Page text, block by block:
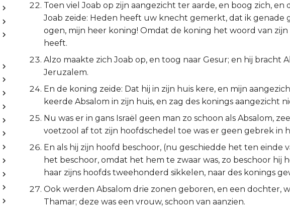
Toen viel Joab op zijn aangezicht ter aarde, en boog zich, en
Joab zeide: Heden heeft uw knecht gemerkt, dat ik genade
ogen, mijn heer koning! Omdat de koning het woord van
heeft.
Alzo maakte zich Joab op, en toog naar Gesur; en hij bracht
Jeruzalem.
En de koning zeide: Dat hij in zijn huis kere, en mijn
keerde Absalom in zijn huis, en zag des konings aangezicht
Nu was er in gans Israël geen man zo schoon als Absalom,
voetzool af tot zijn hoofdschedel toe was er geen gebrek in
En als hij zijn hoofd beschoor, (nu geschiedde het ten einde
het beschoor, omdat het hem te zwaar was, zo beschoor hij
haar zijns hoofds tweehonderd sikkelen, naar des konings
Ook werden Absalom drie zonen geboren, en een dochter,
Thamar; deze was een vrouw, schoon van aanzien.